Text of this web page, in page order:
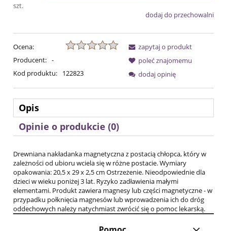
szt.
dodaj do przechowalni
Ocena:
Producent: -
Kod produktu:
122823
zapytaj o produkt
poleć znajomemu
dodaj opinię
Opis
Opinie o produkcie (0)
Drewniana nakładanka magnetyczna z postacią chłopca, który w
zależności od ubioru wciela się w różne postacie. Wymiary
opakowania: 20,5 x 29 x 2,5 cm Ostrzeżenie. Nieodpowiednie dla
dzieci w wieku poniżej 3 lat. Ryzyko zadławienia małymi
elementami. Produkt zawiera magnesy lub części magnetyczne - w
przypadku połknięcia magnesów lub wprowadzenia ich do dróg
oddechowych należy natychmiast zwrócić się o pomoc lekarską.